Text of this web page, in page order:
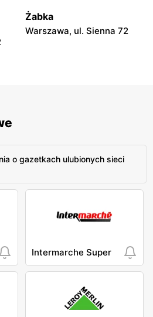
Broniewskiego 11
Smyk
Żabka
Warszawa, ul. Sienna 72
o gazetkach ulubionych sieci
Intermarche Super